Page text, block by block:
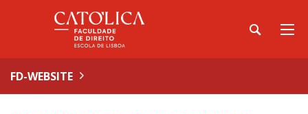
FD-WEBSITE